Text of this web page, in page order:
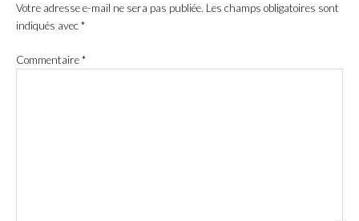
Votre adresse e-mail ne sera pas publiée. Les champs obligatoires sont
indiqués avec*
Commentaire*